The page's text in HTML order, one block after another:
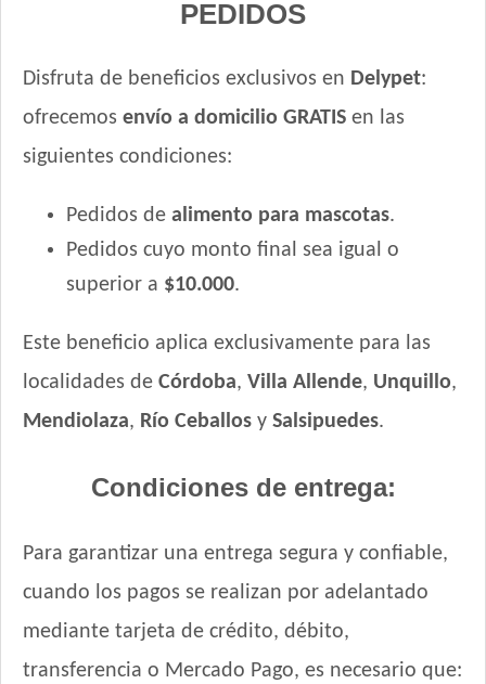
PEDIDOS
Disfruta de beneficios exclusivos en Delypet:
ofrecemos envío a domicilio GRATIS en las
siguientes condiciones:
Pedidos de alimento para mascotas.
Pedidos cuyo monto final sea igual o
superior a $10.000.
Este beneficio aplica exclusivamente para las
localidades de Córdoba, Villa Allende, Unquillo,
Mendiolaza, Río Ceballos y Salsipuedes.
Condiciones de entrega:
Para garantizar una entrega segura y confiable,
cuando los pagos se realizan por adelantado
mediante tarjeta de crédito, débito,
transferencia o Mercado Pago, es necesario que: